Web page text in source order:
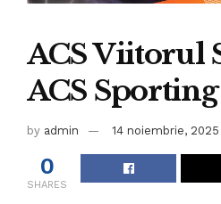
ACS Viitorul
ACS
by admin 14 noiembrie, 2025
0
SHARES